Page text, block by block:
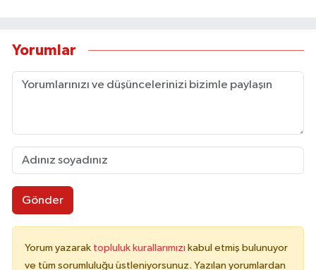
Yorumlar
Gönder
Yorum yazarak topluluk kurallarımızı kabul etmiş bulunuyor
ve tüm sorumluluğu üstleniyorsunuz. Yazılan yorumlardan